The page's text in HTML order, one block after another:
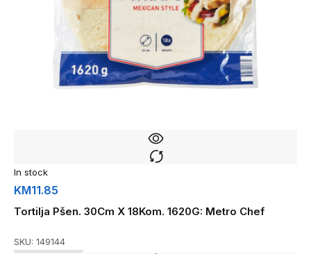
In stock
KM11.85
Tortilja Pšen. 30Cm X 18Kom. 1620G: Metro Chef
SKU: 149144